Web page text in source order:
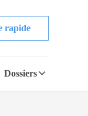
rapide
Dossiers